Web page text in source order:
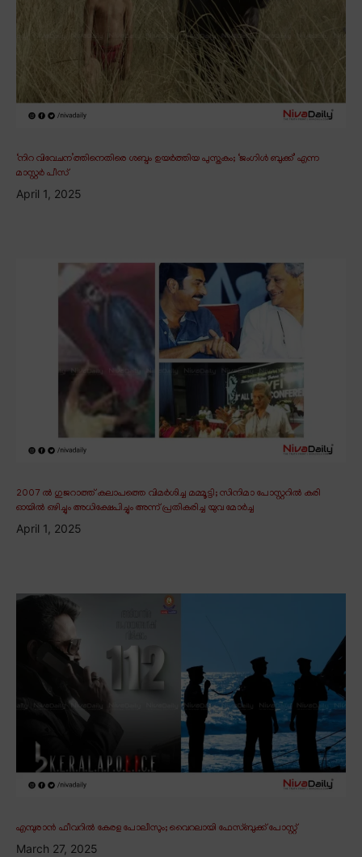
‘നിറ വിവേചന’ത്തിനെതിരെ ശബ്ദം ഉയർത്തിയ പുസ്തകം; ‘ജംഗിൾ ബുക്ക്’ എന്ന
മാസ്റ്റർ പീസ്
April 1, 2025
2007 ൽ ഗുജറാത്ത് കലാപത്തെ വിമർശിച്ച മമ്മൂട്ടി; സിനിമാ പോസ്റ്ററിൽ കരി
ഓയിൽ ഒഴിച്ചും അധിക്ഷേപിച്ചും അന്ന് പ്രതികരിച്ച യുവ മോർച്ച
April 1, 2025
എമ്പുരാൻ ഫീവറിൽ കേരള പോലീസും; വൈറലായി ഫേസ്ബുക്ക് പോസ്റ്റ്
March 27, 2025